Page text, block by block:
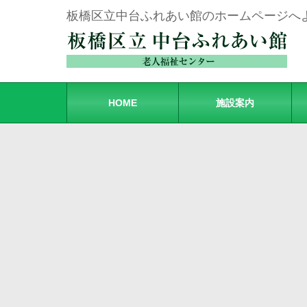
板橋区立中台ふれあい館のホームページへ
HOME 施設案内